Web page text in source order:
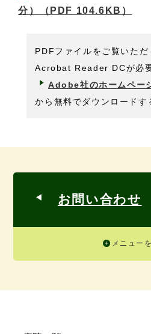
分）
（PDF 104.6KB）
PDFファイルをご覧いた
Acrobat Reader DCが必要
Adobe社のホームペー
から無料でダウンロードす
お問い合わせ
メニュー